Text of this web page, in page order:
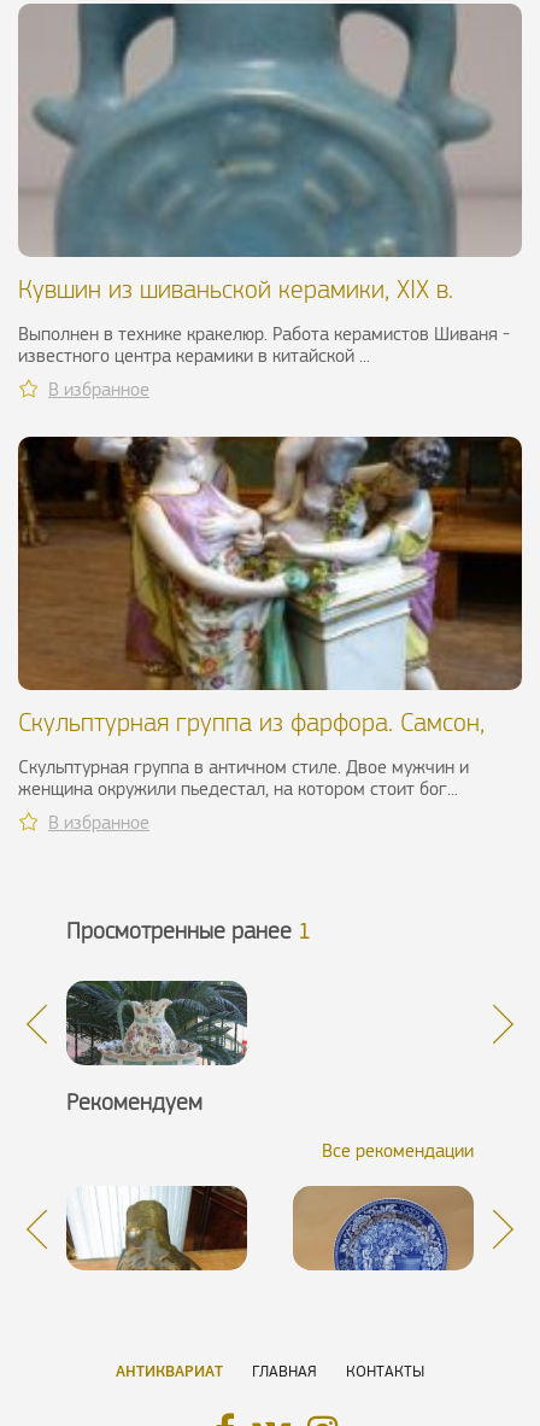
Кувшин из шиваньской керамики, XIX в.
Выполнен в технике кракелюр. Работа керамистов Шиваня -
известного центра керамики в китайской ...
В избранное
Скульптурная группа из фарфора. Самсон,
Скульптурная группа в античном стиле. Двое мужчин и
женщина окружили пьедестал, на котором стоит бог...
В избранное
Просмотренные ранее 1
Рекомендуем
Все рекомендации
АНТИКВАРИАТ ГЛАВНАЯ КОНТАКТЫ